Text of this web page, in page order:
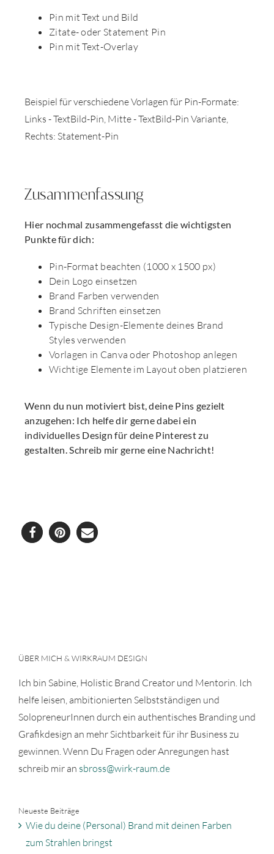
Pin mit Text und Bild
Zitate- oder Statement Pin
Pin mit Text-Overlay
Beispiel für verschiedene Vorlagen für Pin-Formate:
Links - TextBild-Pin, Mitte - TextBild-Pin Variante,
Rechts: Statement-Pin
Zusammenfassung
Hier nochmal zusammengefasst die wichtigsten
Punkte für dich:
Pin-Format beachten (1000 x 1500 px)
Dein Logo einsetzen
Brand Farben verwenden
Brand Schriften einsetzen
Typische Design-Elemente deines Brand
Styles verwenden
Vorlagen in Canva oder Photoshop anlegen
Wichtige Elemente im Layout oben platzieren
Wenn du nun motiviert bist, deine Pins gezielt
anzugehen: Ich helfe dir gerne dabei ein
individuelles Design für deine Pinterest zu
gestalten. Schreib mir gerne eine Nachricht!
ÜBER MICH & WIRKRAUM DESIGN
Ich bin Sabine, Holistic Brand Creator und Mentorin. Ich
helfe leisen, ambitionierten Selbstständigen und
SolopreneurInnen durch ein authentisches Branding und
Grafikdesign an mehr Sichtbarkeit für ihr Business zu
gewinnen. Wenn Du Fragen oder Anregungen hast
schreib mir an sbross@wirk-raum.de
Neueste Beiträge
Wie du deine (Personal) Brand mit deinen Farben
zum Strahlen bringst